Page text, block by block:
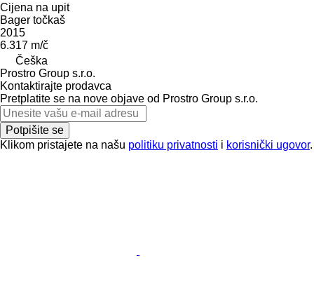
Cijena na upit
Bager točkaš
2015
6.317 m/č
Češka
Prostro Group s.r.o.
Kontaktirajte prodavca
Pretplatite se na nove objave od Prostro Group s.r.o.
Potpišite se
Klikom pristajete na našu politiku privatnosti i korisnički ugovor.